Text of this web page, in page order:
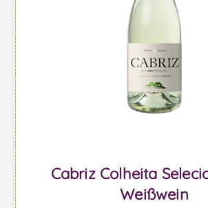
Cabriz Colheita
Weißwein